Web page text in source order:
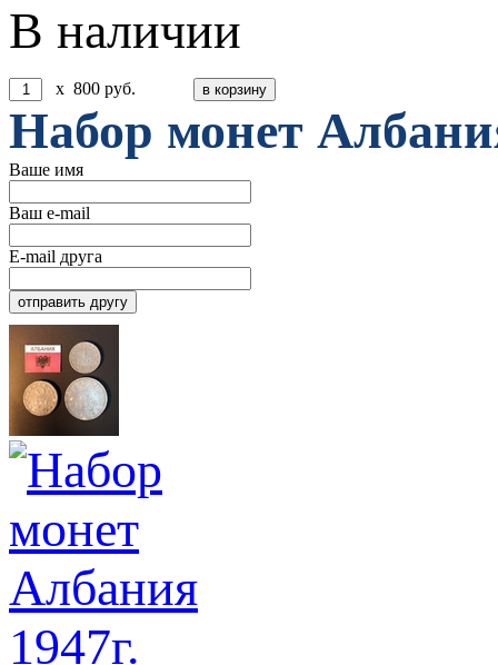
В наличии
x 800 руб.
Набор монет
Ваше имя
Ваш e-mail
E-mail друга